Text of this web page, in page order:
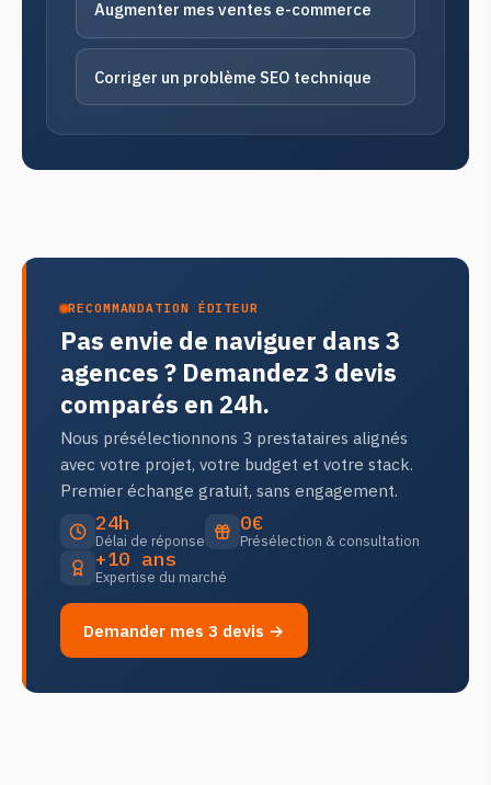
Augmenter mes ventes e-commerce
Corriger un problème SEO technique
RECOMMANDATION ÉDITEUR
Pas envie de naviguer dans 3
agences ? Demandez 3 devis
comparés en 24h.
Nous présélectionnons 3 prestataires alignés
avec votre projet, votre budget et votre stack.
Premier échange gratuit, sans engagement.
24h
Délai de réponse
0€
Présélection & consultation
+10 ans
Expertise du marché
Demander mes 3 devis →